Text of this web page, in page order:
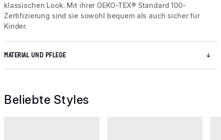
klassischen Look. Mit ihrer OEKO-TEX® Standard 100-
Zertifizierung sind sie sowohl bequem als auch sicher für
Kinder.
MATERIAL UND PFLEGE
Beliebte Styles